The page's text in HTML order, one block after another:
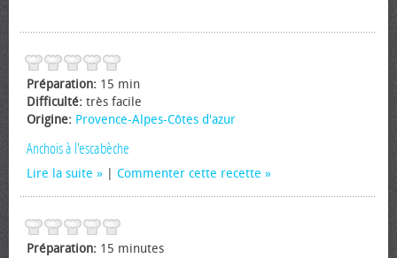
Préparation: 15 min
Difficulté: très facile
Origine: Provence-Alpes-Côtes d'azur
Anchois à l'escabèche
Lire la suite Commenter cette recette
Préparation: 15 minutes